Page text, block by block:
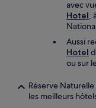
avec
Hotel,
Aussi
Hotel
ou sur
Réserve
les meilleurs